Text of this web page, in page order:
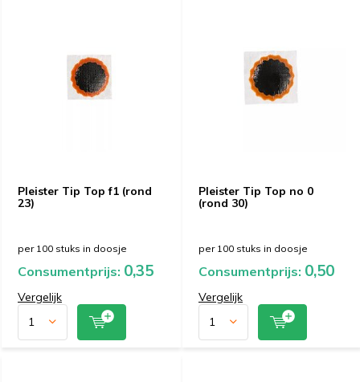
Pleister Tip Top f1 (rond
23)
per 100 stuks in doosje
Consumentprijs: 0,35
Vergelijk
Pleister Tip Top no 0
(rond 30)
per 100 stuks in doosje
Consumentprijs: 0,50
Vergelijk